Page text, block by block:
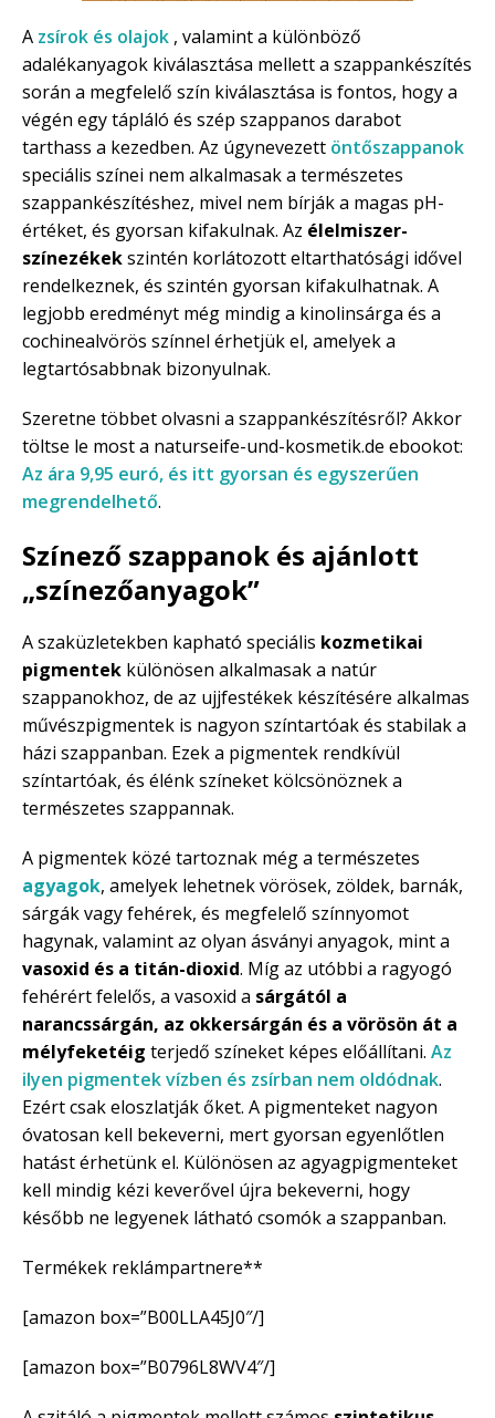
A zsírok és olajok , valamint a különböző
adalékanyagok kiválasztása mellett a szappankészítés
során a megfelelő szín kiválasztása is fontos, hogy a
végén egy tápláló és szép szappanos darabot
tarthass a kezedben. Az úgynevezett öntőszappanok
speciális színei nem alkalmasak a természetes
szappankészítéshez, mivel nem bírják a magas pH-
értéket, és gyorsan kifakulnak. Az élelmiszer-
színezékekszintén korlátozott eltarthatósági idővel
rendelkeznek, és szintén gyorsan kifakulhatnak. A
legjobb eredményt még mindig a kinolinsárga és a
cochinealvörös színnel érhetjük el, amelyek a
legtartósabbnak bizonyulnak.
Szeretne többet olvasni a szappankészítésről? Akkor
töltse le most a naturseife-und-kosmetik.de ebookot:
Az ára 9,95 euró, és itt gyorsan és egyszerűen
megrendelhető.
Színező szappanok és ajánlott
„színezőanyagok”
A szaküzletekben kapható speciális kozmetikai
pigmentek különösen alkalmasak a natúr
szappanokhoz, de az ujjfestékek készítésére alkalmas
művészpigmentek is nagyon színtartóak és stabilak a
házi szappanban. Ezek a pigmentek rendkívül
színtartóak, és élénk színeket kölcsönöznek a
természetes szappannak.
A pigmentek közé tartoznak még a természetes
agyagok, amelyek lehetnek vörösek, zöldek, barnák,
sárgák vagy fehérek, és megfelelő színnyomot
hagynak, valamint az olyan ásványi anyagok, mint a
vasoxid és a titán-dioxid. Míg az utóbbi a ragyogó
fehérért felelős, a vasoxid a sárgától a
narancssárgán, az okkersárgán és a vörösön át a
mélyfeketéig terjedő színeket képes előállítani. Az
ilyen pigmentek vízben és zsírban nem oldódnak.
Ezért csak eloszlatják őket. A pigmenteket nagyon
óvatosan kell bekeverni, mert gyorsan egyenlőtlen
hatást érhetünk el. Különösen az agyagpigmenteket
kell mindig kézi keverővel újra bekeverni, hogy
később ne legyenek látható csomók a szappanban.
Termékek reklámpartnere**
[amazon box=”B00LLA45J0″/]
[amazon box=”B0796L8WV4″/]